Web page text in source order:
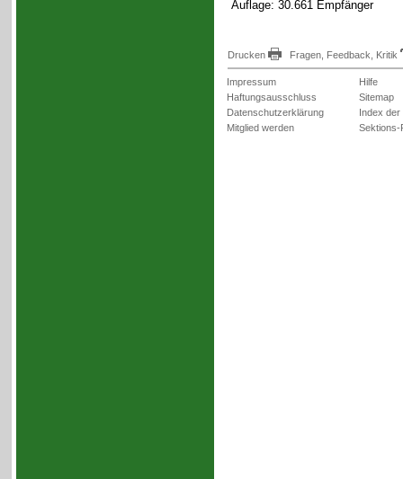
Auflage: 30.661 Empfänger
Drucken Fragen, Feedback, Kritik
Impressum
Haftungsausschluss
Datenschutzerklärung
Mitglied werden
Hilfe
Sitemap
Index der
Sektions-